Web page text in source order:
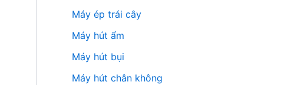
Máy ép trái cây
Máy hút ẩm
Máy hút bụi
Máy hút chân không